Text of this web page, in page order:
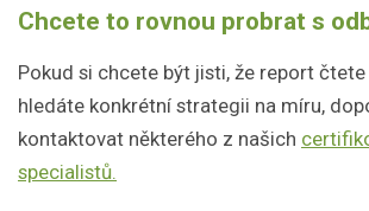
Chcete to rovnou probrat s
Pokud si chcete být jisti, že report čtete
hledáte konkrétní strategii na míru,
kontaktovat některého z našich
specialistů.